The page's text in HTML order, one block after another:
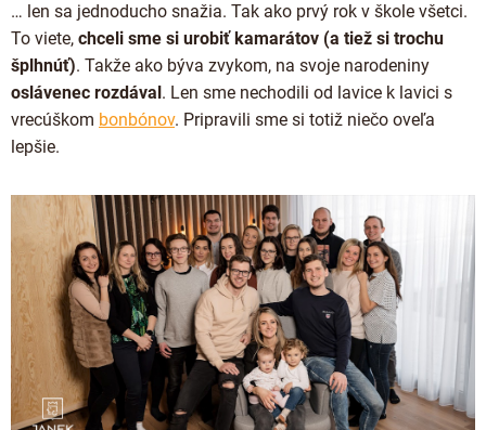
Raňajkové kaše
Káva - Coffeespot
Orechy a ovocie
Doplnkový predaj
Späť do školy
Darčekové poukážky
JANEK Merchandise
Exkluzívne (limitované) spolupráce
Kakaové nibsy
Kokosový cukor
Kakaové šupky
Čokoláda na ďalšie spracovanie
… len sa jednoducho snažia. Tak ako prvý rok v škole všetci.
To viete, chceli sme si urobiť kamarátov (a tiež si trochu
šplhnúť). Takže ako býva zvykom, na svoje narodeniny
oslávenec rozdával . Len sme nechodili od lavice k lavici s
vrecúškom bonbónov. Pripravili sme si totiž niečo oveľa
lepšie.